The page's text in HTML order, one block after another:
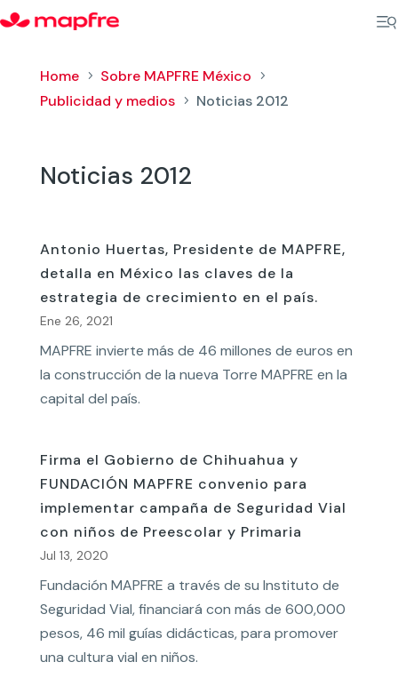
Home 5 Sobre MAPFRE México 5
Publicidad y medios 5 Noticias 2012
Noticias 2012
Antonio Huertas, Presidente de MAPFRE,
detalla en México las claves de la
estrategia de crecimiento en el país.
Ene 26, 2021
MAPFRE invierte más de 46 millones de euros en
la construcción de la nueva Torre MAPFRE en la
capital del país.
Firma el Gobierno de Chihuahua y
FUNDACIÓN MAPFRE convenio para
implementar campaña de Seguridad Vial
con niños de Preescolar y Primaria
Jul 13, 2020
Fundación MAPFRE a través de su Instituto de
Seguridad Vial, financiará con más de 600,000
pesos, 46 mil guías didácticas, para promover
una cultura vial en niños.